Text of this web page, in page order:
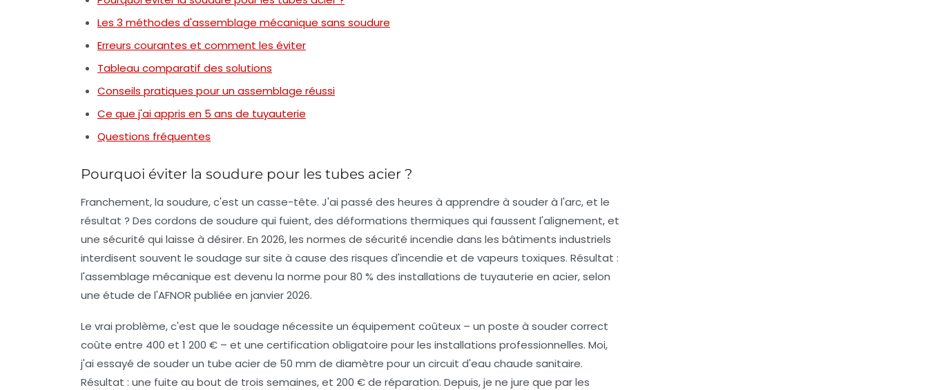
Les 3 méthodes d'assemblage mécanique sans soudure
Erreurs courantes et comment les éviter
Tableau comparatif des solutions
Conseils pratiques pour un assemblage réussi
Ce que j'ai appris en 5 ans de tuyauterie
Questions fréquentes
Pourquoi éviter la soudure pour les tubes acier ?
Franchement, la soudure, c'est un casse-tête. J'ai passé des heures à apprendre à souder à l'arc, et le
résultat ? Des cordons de soudure qui fuient, des déformations thermiques qui faussent l'alignement, et
une sécurité qui laisse à désirer. En 2026, les normes de sécurité incendie dans les bâtiments industriels
interdisent souvent le soudage sur site à cause des risques d'incendie et de vapeurs toxiques. Résultat :
l'assemblage mécanique est devenu la norme pour 80 % des installations de tuyauterie en acier, selon
une étude de l'AFNOR publiée en janvier 2026.
Le vrai problème, c'est que le soudage nécessite un équipement coûteux – un poste à souder correct
coûte entre 400 et 1 200 € – et une certification obligatoire pour les installations professionnelles. Moi,
j'ai essayé de souder un tube acier de 50 mm de diamètre pour un circuit d'eau chaude sanitaire.
Résultat : une fuite au bout de trois semaines, et 200 € de réparation. Depuis, je ne jure que par les